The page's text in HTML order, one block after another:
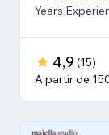
4,9 (15)
A partir de